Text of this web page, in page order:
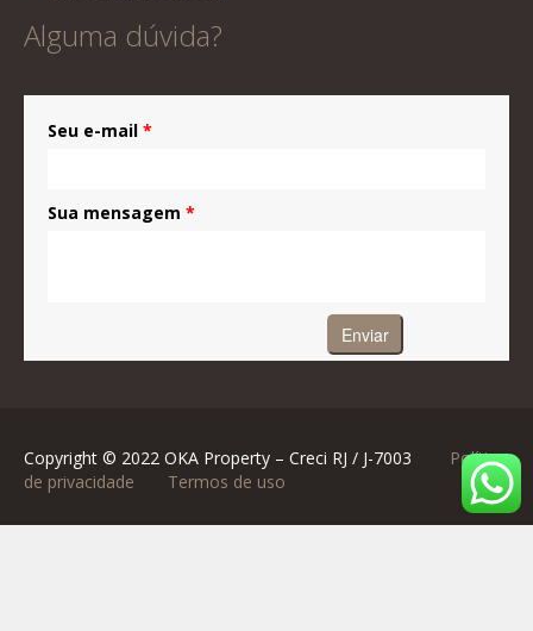
Alguma dúvida?
Seu e-mail *
Sua mensagem *
Copyright © 2022 OKA Property – Creci RJ / J-7003
Política
de privacidade
Termos de uso